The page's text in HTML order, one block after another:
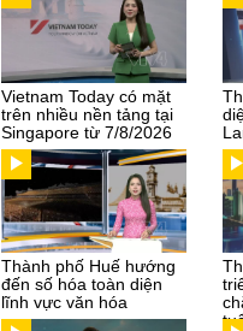
Vietnam Today có mặt
trên nhiều nền tảng tại
Singapore từ 7/8/2026
Thành phố Huế hướng
đến số hóa toàn diện
lĩnh vực văn hóa